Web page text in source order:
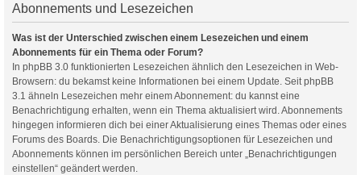
Abonnements und Lesezeichen
Was ist der Unterschied zwischen einem Lesezeichen und einem
Abonnements für ein Thema oder Forum?
In phpBB 3.0 funktionierten Lesezeichen ähnlich den Lesezeichen in Web-
Browsern: du bekamst keine Informationen bei einem Update. Seit phpBB
3.1 ähneln Lesezeichen mehr einem Abonnement: du kannst eine
Benachrichtigung erhalten, wenn ein Thema aktualisiert wird. Abonnements
hingegen informieren dich bei einer Aktualisierung eines Themas oder eines
Forums des Boards. Die Benachrichtigungsoptionen für Lesezeichen und
Abonnements können im persönlichen Bereich unter „Benachrichtigungen
einstellen“ geändert werden.